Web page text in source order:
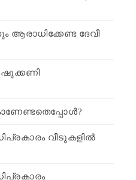
ദേവീ
വീടുകളിൽ